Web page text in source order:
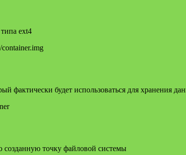
ext4
фактически будет использоваться для хранения
созданную точку файловой системы